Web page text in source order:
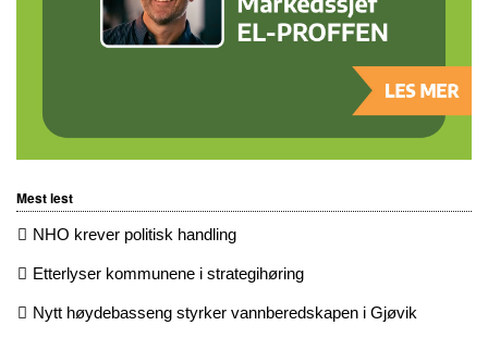
Mest lest
NHO krever politisk handling
Etterlyser kommunene i strategihøring
Nytt høydebasseng styrker vannberedskapen i Gjøvik